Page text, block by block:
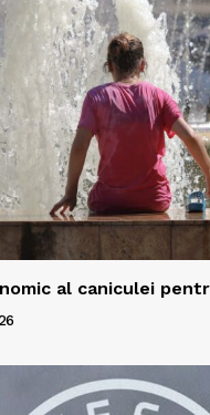
al caniculei